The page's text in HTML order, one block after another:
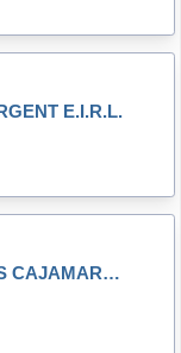
E.I.R.L.
INSPECCIONES TECNICAS CAJAMARCA S.R.L.- INTECAJ S.R.L.